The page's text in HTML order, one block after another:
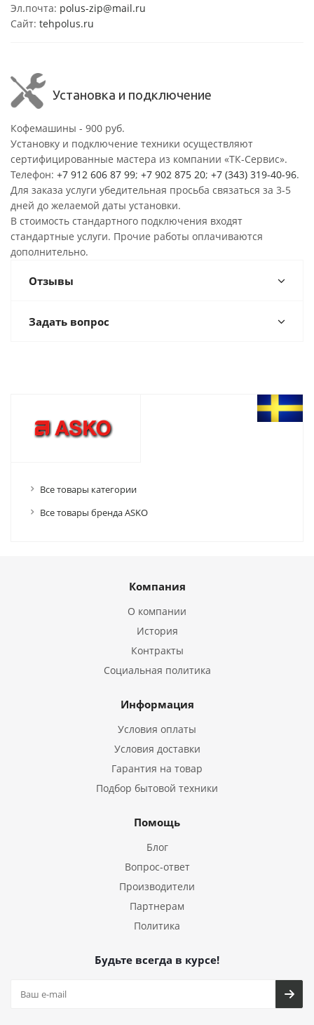
Эл.почта: polus-zip@mail.ru
Сайт: tehpolus.ru
Установка и подключение
Кофемашины - 900 руб.
Установку и подключение техники осуществляют
сертифицированные мастера из компании «ТК-Сервис».
Телефон: +7 912 606 87 99; +7 902 875 20; +7 (343) 319-40-96.
Для заказа услуги убедительная просьба связаться за 3-5
дней до желаемой даты установки.
В стоимость стандартного подключения входят
стандартные услуги. Прочие работы оплачиваются
дополнительно.
Отзывы
Задать вопрос
Все товары категории
Все товары бренда ASKO
Компания
О компании
История
Контракты
Социальная политика
Информация
Условия оплаты
Условия доставки
Гарантия на товар
Подбор бытовой техники
Помощь
Блог
Вопрос-ответ
Производители
Партнерам
Политика
Будьте всегда в курсе!